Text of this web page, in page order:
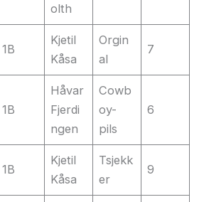
olth
1B
Kjetil
Kåsa
Orgin
al
7
1B
Håvar
Fjerdi
ngen
Cowb
oy-
pils
6
1B
Kjetil
Kåsa
Tsjekk
er
9